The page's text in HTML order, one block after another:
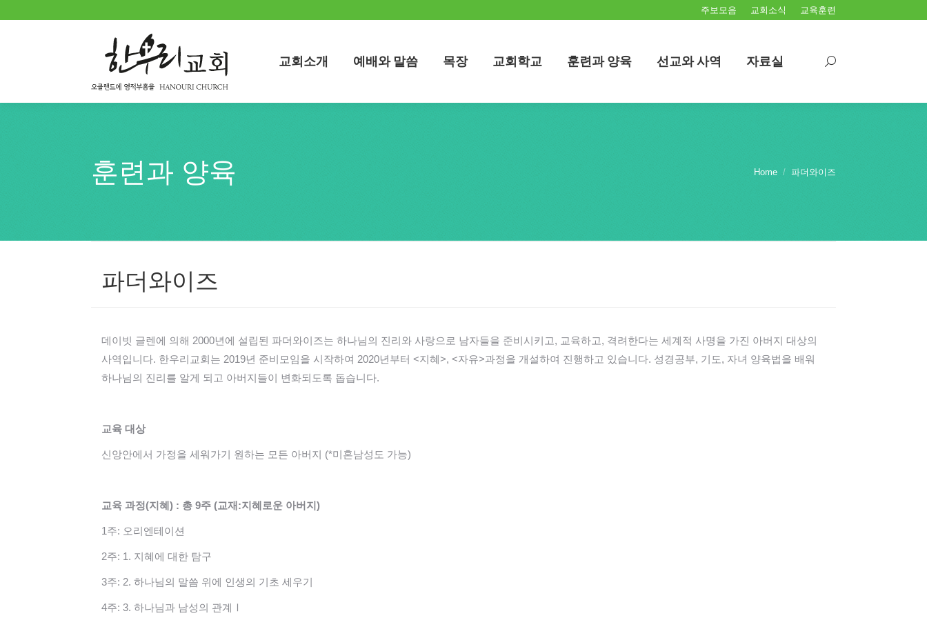
주보모음 교회소식 교육훈련
교회소개 예배와 말씀 목장 교회학교 훈련과 양육 선교와 사역 자료실 Search:
훈련과 양육
You are here: Home 파더와이즈
파더와이즈
데이빗 글렌에 의해 2000년에 설립된 파더와이즈는 하나님의 진리와 사랑으로 남자들을 준비시키고, 교육하고, 격려한다는 세계적 사명을 가진 아버지 대상의
사역입니다. 한우리교회는 2019년 준비모임을 시작하여 2020년부터 <지혜>, <자유>과정을 개설하여 진행하고 있습니다. 성경공부, 기도, 자녀 양육법을 배워
하나님의 진리를 알게 되고 아버지들이 변화되도록 돕습니다.
교육 대상
신앙안에서 가정을 세워가기 원하는 모든 아버지 (*미혼남성도 가능)
교육 과정(지혜) : 총 9주 (교재:지혜로운 아버지)
1주: 오리엔테이션
2주: 1. 지혜에 대한 탐구
3주: 2. 하나님의 말씀 위에 인생의 기초 세우기
4주: 3. 하나님과 남성의 관계Ⅰ